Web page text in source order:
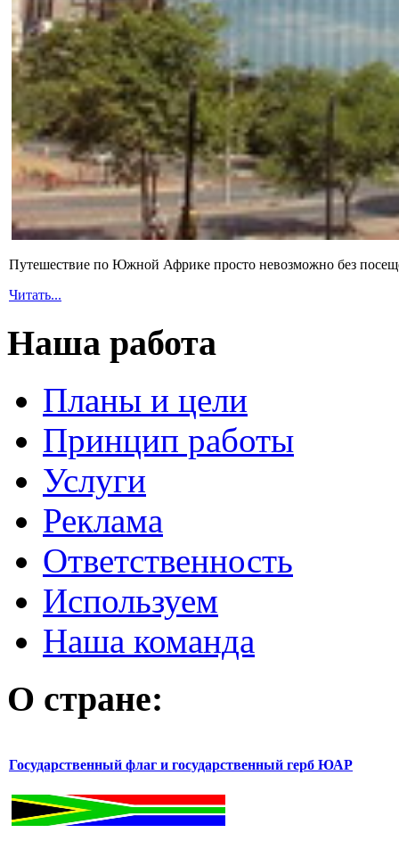
Путешествие по Южной Африке просто невозможно без
Читать...
Наша работа
Планы и цели
Принцип работы
Услуги
Реклама
Ответственность
Используем
Наша команда
О стране:
Государственный флаг и государственный герб ЮАР